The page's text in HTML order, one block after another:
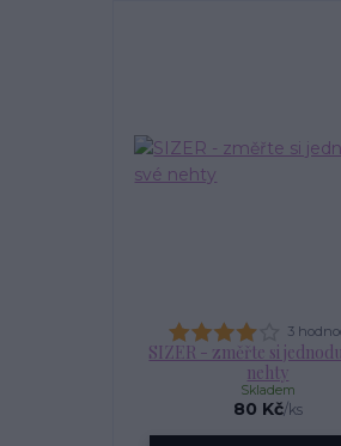
3
SIZER - změřte si
nehty
80 Kč/ks
Skladem